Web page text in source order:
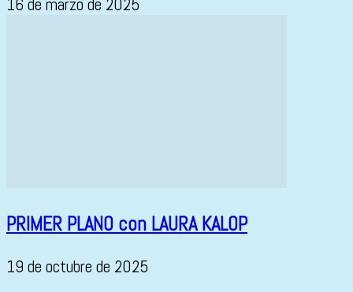
PRIMER PLANO con LAURA KALOP
19 de octubre de 2025